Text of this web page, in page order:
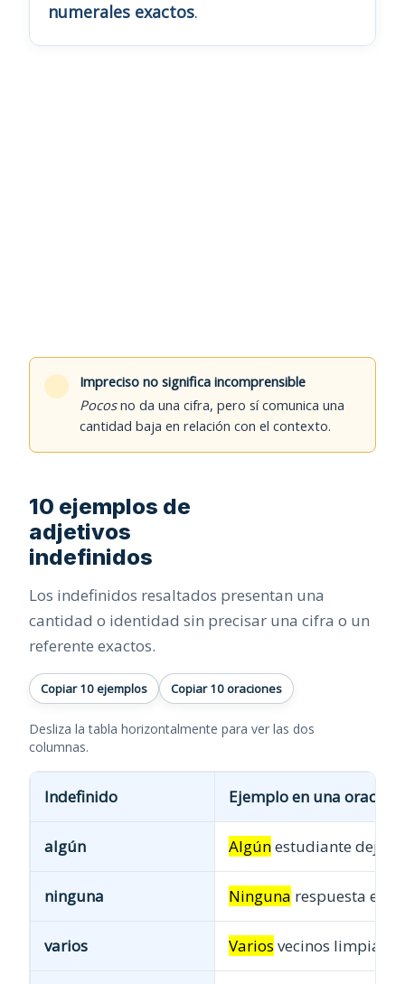
numerales exactos.
Impreciso no significa incomprensible
Pocosno da una cifra, pero sí comunica una
cantidad baja en relación con el contexto.
10 ejemplos de
adjetivos
indefinidos
Los indefinidos resaltados presentan una
cantidad o identidad sin precisar una cifra o un
referente exactos.
Copiar 10 ejemplos Copiar 10 oraciones
Desliza la tabla horizontalmente para ver las dos
columnas.
Indefinido Ejemplo en una oración
algún Algúnestudiante dejó
ninguna Ninguna respuesta
varios Varios vecinos